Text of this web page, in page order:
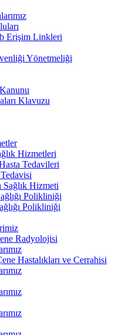
Erişim Linkleri
Yönetmeliği
Klavuzu
Hizmetleri
Tedavileri
Sağlık Hizmeti
Polikliniği
Polikliniği
Radyolojisi
Hastalıkları ve Cerrahisi